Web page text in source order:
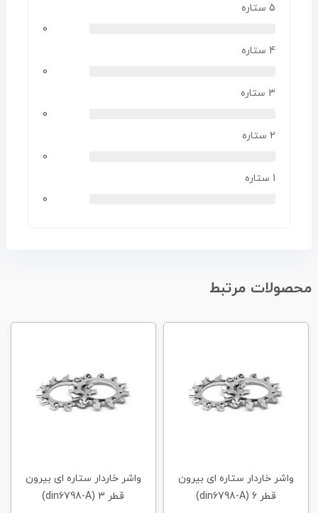
5 ستاره
0
4 ستاره
0
3 ستاره
0
2 ستاره
0
1 ستاره
0
محصولات مرتبط
واشر خاردار ستاره ای بیرون
قطر 6 (din6798-A)
واشر خاردار ستاره ای بیرون
قطر 3 (din6798-A)